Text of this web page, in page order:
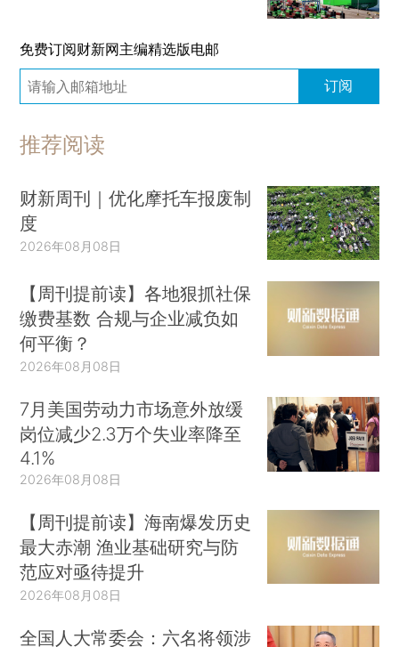
免费订阅财新网主编精选版电邮
订阅
推荐阅读
财新周刊｜优化摩托车报废制
度
2026年08月08日
【周刊提前读】各地狠抓社保
缴费基数 合规与企业减负如
何平衡？
2026年08月08日
7月美国劳动力市场意外放缓
岗位减少2.3万个失业率降至
4.1%
2026年08月08日
【周刊提前读】海南爆发历史
最大赤潮 渔业基础研究与防
范应对亟待提升
2026年08月08日
全国人大常委会：六名将领涉